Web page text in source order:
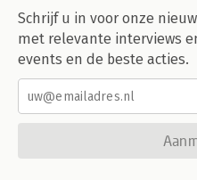
Schrijf u in voor onze
met relevante interviews
events en de beste acties.